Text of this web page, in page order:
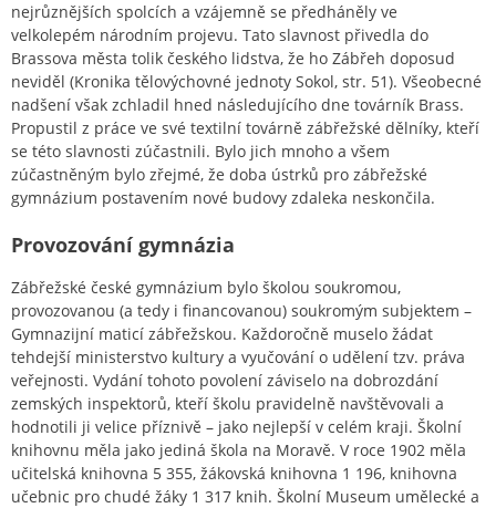
nejrůznějších spolcích a vzájemně se předháněly ve
velkolepém národním projevu. Tato slavnost přivedla do
Brassova města tolik českého lidstva, že ho Zábřeh doposud
neviděl (Kronika tělovýchovné jednoty Sokol, str. 51). Všeobecné
nadšení však zchladil hned následujícího dne továrník Brass.
Propustil z práce ve své textilní továrně zábřežské dělníky, kteří
se této slavnosti zúčastnili. Bylo jich mnoho a všem
zúčastněným bylo zřejmé, že doba ústrků pro zábřežské
gymnázium postavením nové budovy zdaleka neskončila.
Provozování gymnázia
Zábřežské české gymnázium bylo školou soukromou,
provozovanou (a tedy i financovanou) soukromým subjektem –
Gymnazijní maticí zábřežskou. Každoročně muselo žádat
tehdejší ministerstvo kultury a vyučování o udělení tzv. práva
veřejnosti. Vydání tohoto povolení záviselo na dobrozdání
zemských inspektorů, kteří školu pravidelně navštěvovali a
hodnotili ji velice příznivě – jako nejlepší v celém kraji. Školní
knihovnu měla jako jediná škola na Moravě. V roce 1902 měla
učitelská knihovna 5 355, žákovská knihovna 1 196, knihovna
učebnic pro chudé žáky 1 317 knih. Školní Museum umělecké a